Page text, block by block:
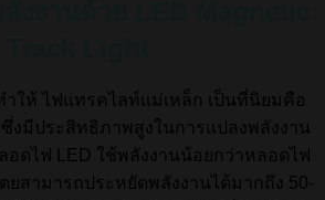
ให้ ไฟแทรคไลท์แม่เหล็ก เป็นที่นิยมคือ
งมีประสิทธิภาพสูงในการแปลงพลังงาน
อดไฟ LED ใช้พลังงานน้อยกว่าหลอดไฟ
ยสามารถประหยัดพลังงานได้มากถึง 50-